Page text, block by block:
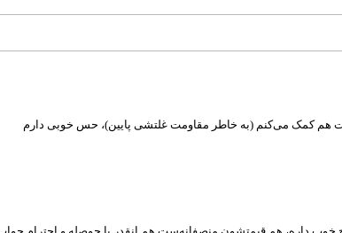
هم کمک می‌کنم (به خاطر مقاومت غلتشی پایین)، حس خوبی دارم